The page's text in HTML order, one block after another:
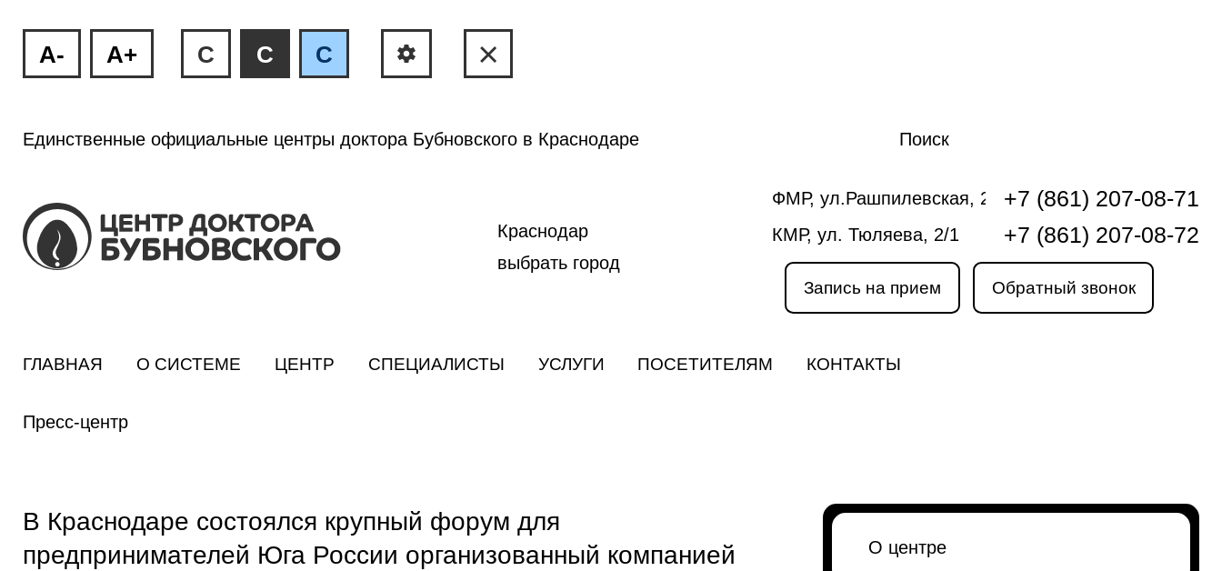
A- A+ C C C
Единственные официальные центры доктора Бубновского в Краснодаре Поиск
Краснодар
выбрать город
ФМР, ул.Рашпилевская, 240+7 (861) 207-08-71
КМР, ул. Тюляева, 2/1 +7 (861) 207-08-72
Запись на прием Обратный звонок
ГЛАВНАЯ О СИСТЕМЕ ЦЕНТР СПЕЦИАЛИСТЫ УСЛУГИ ПОСЕТИТЕЛЯМ КОНТАКТЫ
Пресс-центр
О центре
В Краснодаре состоялся крупный форум для
предпринимателей Юга России организованный компанией